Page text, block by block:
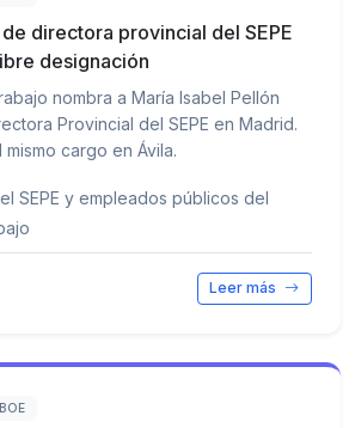
directora provincial del SEPE
designación
nombra a María Isabel Pellón
Provincial del SEPE en Madrid.
cargo en Ávila.
SEPE y empleados públicos del
Leer más
BOE